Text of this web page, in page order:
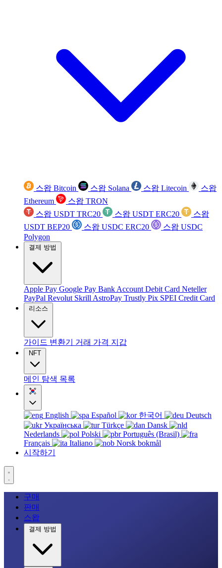
스왑 Bitcoin 스왑 Solana 스왑 Litecoin
스왑
Ethereum
스왑 TRON
스왑 USDT TRC20
스왑 USDT ERC20
스왑
USDT BEP20
스왑 USDC ERC20
스왑 USDC
Polygon
결제 방법
Apple Pay Google Pay Bank Account Debit Card Neteller
PayPal Revolut Skrill AstroPay Trustly Pix SPEI Credit Card
리소스
가이드 변환기 거래 가격 지갑
NFT
메인 탐색 목록
English Español 한국어
Deutsch
Українська
Türkçe
Dansk
Nederlands
Polski
Português (Brasil)
Français
Italiano
Norsk bokmål
시작하기
구매
판매
스왑
결제 방법